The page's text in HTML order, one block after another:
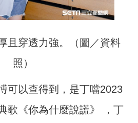
且穿透力強。（圖／資料
照）
可以查得到，是丁噹2023
歌《你為什麼說謊》 ，丁